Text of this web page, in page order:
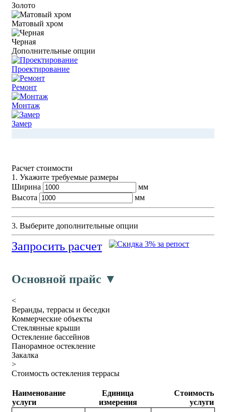
Золото
Матовый хром
Черная
Дополнительные опции
Проектирование
Ремонт
Монтаж
Замер
Расчет стоимости
1. Укажите требуемые размеры
Ширина
мм
Высота
мм
3. Выберите дополнительные опции
Запросить расчет
Основной прайс ▼
<
Веранды, террасы и беседки
Коммерческие объекты
Стеклянные крыши
Остекление бассейнов
Панорамное остекление
Закалка
>
Стоимость остекления террасы
Наименование
услуги
Единица
измерения
Стоимость
услуги